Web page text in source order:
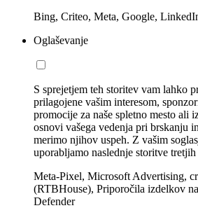
Bing, Criteo, Meta, Google,
Oglaševanje
S sprejetjem teh storitev vam lahko
prilagojene vašim interesom,
promocije za naše spletno mesto ali
osnovi vašega vedenja pri brskanju
merimo njihov uspeh. Z vašim
uporabljamo naslednje storitve tretjih
Meta-Pixel, Microsoft Advertising,
(RTBHouse), Priporočila izdelkov
Defender